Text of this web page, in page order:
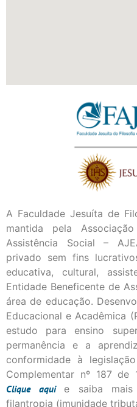
A Faculdade Jesuíta de
mantida pela
Assistência Social –
privado sem fins
educativa, cultural,
Entidade Beneficente de
área de educação.
Educacional e Acadêmica
estudo para ensino
permanência e a
conformidade à
Complementar nº 187
Cliqueaqui
e saiba
filantropia (imunidade